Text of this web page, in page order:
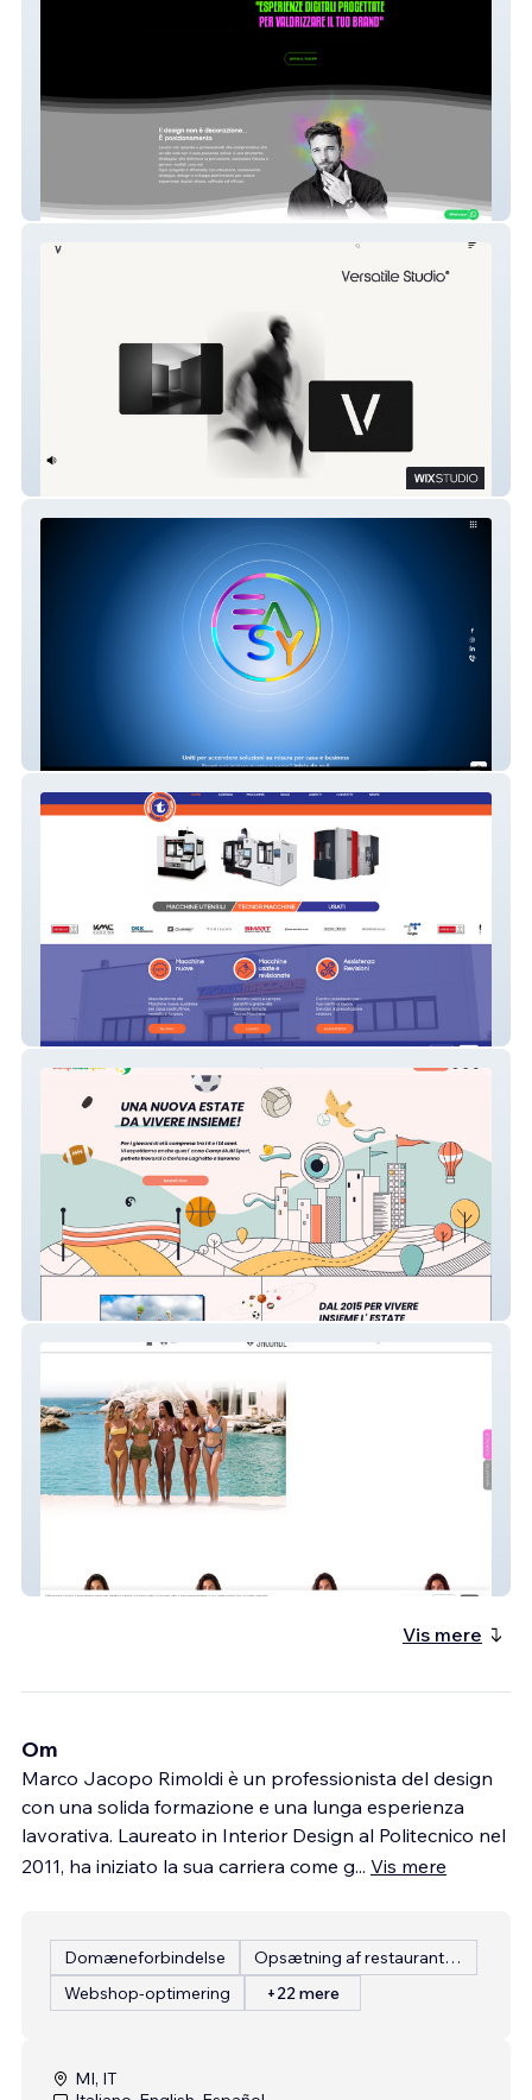
MJR Design
Tecnor Macchine
Camp Multi Sport
Saudade
Vis mere
Om
Marco Jacopo Rimoldi è un professionista del design
con una solida formazione e una lunga esperienza
lavorativa. Laureato in Interior Design al Politecnico nel
2011, ha iniziato la sua carriera come g... Vis mere
Domæneforbindelse
Opsætning af restaurantmenu
Webshop-optimering
+22 mere
MI, IT